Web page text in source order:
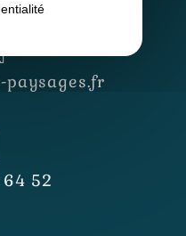
paysages.fr
52